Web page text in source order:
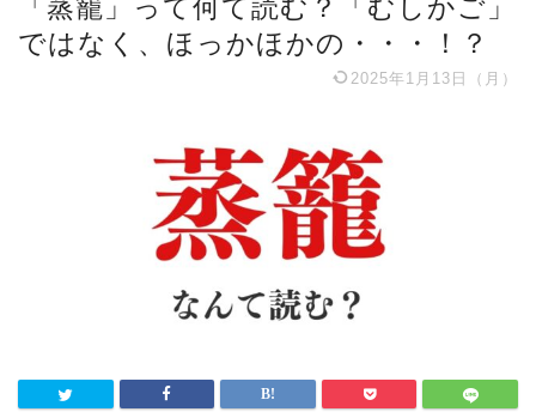
「蒸籠」って何て読む？「むしかご」
ではなく、ほっかほかの・・・！？
2025年1月13日（月）